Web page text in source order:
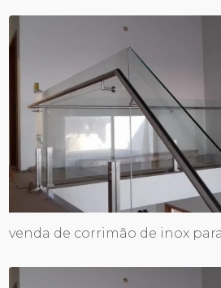
venda de corrimão de inox